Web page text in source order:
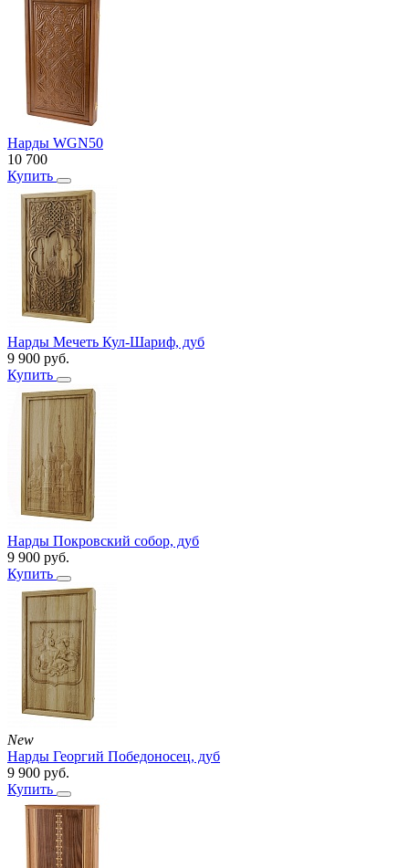
Нарды WGN50
10 700
Купить
Нарды Мечеть Кул-Шариф, дуб
9 900 руб.
Купить
Нарды Покровский собор, дуб
9 900 руб.
Купить
New
Нарды Георгий Победоносец, дуб
9 900 руб.
Купить